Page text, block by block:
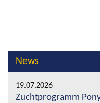
News
19.07.2026
Zuchtprogramm